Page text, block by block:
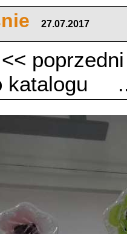
27.07.2017
<<
katalogu